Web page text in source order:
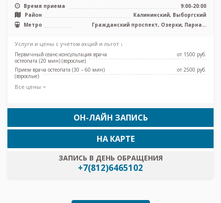
Время приема
9:00-20:00
Район
Калининский, Выборгский
Метро
Гражданский проспект, Озерки, Парнас,
Услуги и цены с учетом акций и льгот ↓
Первичный сеанс-консультация врача
остеопата (20 мин) (взрослые)
от 1500 pуб.
Прием врача остеопата (30 – 60 мин)
(взрослые)
от 2500 pуб.
Все цены
ОН-ЛАЙН ЗАПИСЬ
ЗАПИСЬ В ДЕНЬ ОБРАЩЕНИЯ
+7(812)6465102
НА КАРТЕ